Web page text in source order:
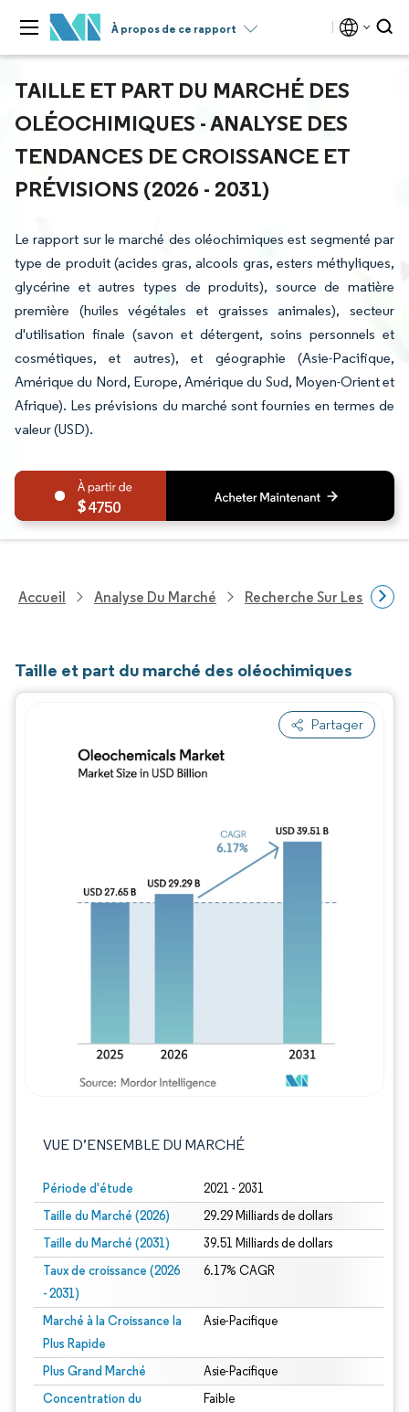
À propos de ce rapport
TAILLE ET PART DU MARCHÉ DES
OLÉOCHIMIQUES - ANALYSE DES
TENDANCES DE CROISSANCE ET
PRÉVISIONS (2026 - 2031)
Le rapport sur le marché des oléochimiques est segmenté par
type de produit (acides gras, alcools gras, esters méthyliques,
glycérine et autres types de produits), source de matière
première (huiles végétales et graisses animales), secteur
d'utilisation finale (savon et détergent, soins personnels et
cosmétiques, et autres), et géographie (Asie-Pacifique,
Amérique du Nord, Europe, Amérique du Sud, Moyen-Orient et
Afrique). Les prévisions du marché sont fournies en termes de
valeur (USD).
4750
Accueil Analyse Du Marché Recherche Sur Les
Taille et part du marché des oléochimiques
Partager
VUE D’ENSEMBLE DU MARCHÉ
Période d'étude 2021 - 2031
Taille du Marché (2026) 29.29 Milliards de dollars
Taille du Marché (2031) 39.51 Milliards de dollars
Taux de croissance (2026
- 2031)
6.17% CAGR
Marché à la Croissance la
Plus Rapide
Asie-Pacifique
Plus Grand Marché Asie-Pacifique
Concentration du
Faible